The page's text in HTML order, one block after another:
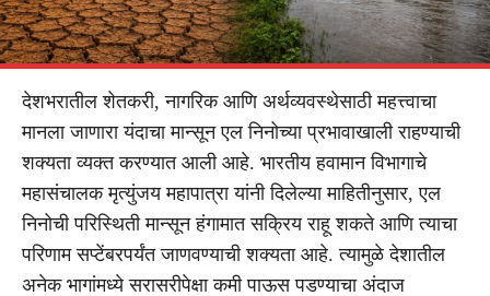
देशभरातील शेतकरी, नागरिक आणि अर्थव्यवस्थेसाठी महत्त्वाचा
मानला जाणारा यंदाचा मान्सून एल निनोच्या प्रभावाखाली राहण्याची
शक्यता व्यक्त करण्यात आली आहे. भारतीय हवामान विभागाचे
महासंचालक मृत्युंजय महापात्रा यांनी दिलेल्या माहितीनुसार, एल
निनोची परिस्थिती मान्सून हंगामात सक्रिय राहू शकते आणि त्याचा
परिणाम सप्टेंबरपर्यंत जाणवण्याची शक्यता आहे. त्यामुळे देशातील
अनेक भागांमध्ये सरासरीपेक्षा कमी पाऊस पडण्याचा अंदाज